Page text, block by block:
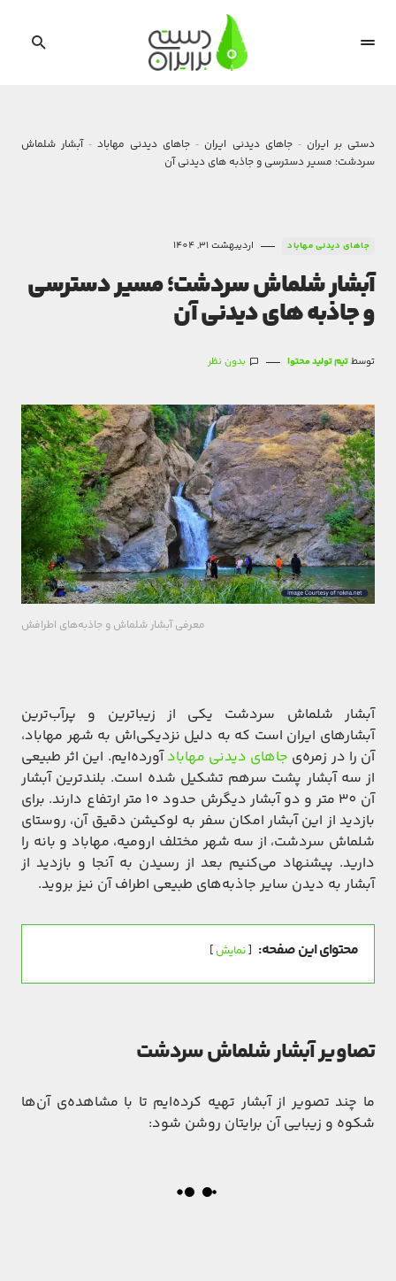
دستی بر ایران جاهای دیدنی ایران جاهای دیدنی مهاباد
آبشار شلماش
سردشت؛ مسیر دسترسی و جاذبه های دیدنی آن
جاهای دیدنی مهاباد اردیبهشت 31, 1404
آبشار شلماش سردشت؛ مسیر دسترسی
و جاذبه های دیدنی آن
توسطتیم تولید محتوا بدون نظر
معرفی آبشار شلماش و جاذبه‎‌های اطرافش
آبشار شلماش سردشت یکی از زیباترین و پرآب‌ترین
آبشارهای ایران است که به دلیل نزدیکی‌اش به شهر مهاباد،
آن را در زمره‌ی جاهای دیدنی مهابادآورده‌ایم. این اثر طبیعی
از سه آبشار پشت سرهم تشکیل شده است. بلندترین آبشار
آن 30 متر و دو آبشار دیگرش حدود 10 متر ارتفاع دارند. برای
بازدید از این آبشار امکان سفر به لوکیشن دقیق آن، روستای
شلماش سردشت، از سه شهر مختلف ارومیه، مهاباد و بانه را
دارید. پیشنهاد می‌کنیم بعد از رسیدن به آنجا و بازدید از
آبشار به دیدن سایر جاذبه‌های طبیعی اطراف آن نیز بروید.
محتوای این صفحه: نمایش
تصاویر آبشار شلماش سردشت
ما چند تصویر از آبشار تهیه کرده‌ایم تا با مشاهده‌ی آن‌ها
شکوه و زیبایی آن برایتان روشن شود: